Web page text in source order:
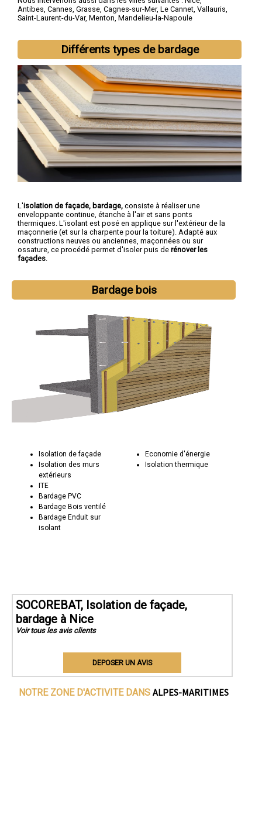
Antibes, Cannes, Grasse, Cagnes-sur-Mer, Le Cannet, Vallauris,
Saint-Laurent-du-Var, Menton, Mandelieu-la-Napoule
Différents types de bardage
L'isolation de façade, bardage, consiste à réaliser une
enveloppante continue, étanche à l'air et sans ponts
thermiques. L'isolant est posé en applique sur l'extérieur de la
maçonnerie (et sur la charpente pour la toiture). Adapté aux
constructions neuves ou anciennes, maçonnées ou sur
ossature, ce procédé permet d'isoler puis de rénover les
façades.
Bardage bois
Isolation de façade
Isolation des murs
extérieurs
ITE
Bardage PVC
Bardage Bois ventilé
Bardage Enduit sur
isolant
Economie d'énergie
Isolation thermique
SOCOREBAT, Isolation de façade,
bardage à Nice
Voir tous les avis clients
DEPOSER UN AVIS
NOTRE ZONE D'ACTIVITE DANSALPES-MARITIMES